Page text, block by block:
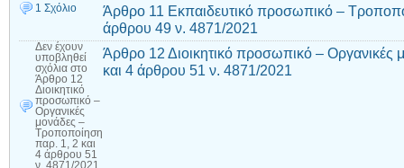
1 Σχόλιο
Άρθρο 11 Εκπαιδευτικό προσωπικό –
άρθρου 49 ν. 4871/2021
Δεν έχουν
υποβληθεί
σχόλια στο
Άρθρο 12
Διοικητικό
προσωπικό –
Οργανικές
μονάδες –
Τροποποίηση
παρ. 1, 2 και
4 άρθρου 51
ν. 4871/2021
Άρθρο 12 Διοικητικό προσωπικό –
και 4 άρθρου 51 ν. 4871/2021